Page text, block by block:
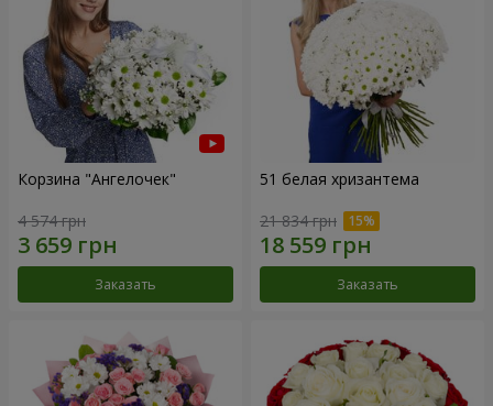
Корзина "Ангелочек"
4 574 грн
Заказать
51 белая хризантема
21 834 грн
Заказать